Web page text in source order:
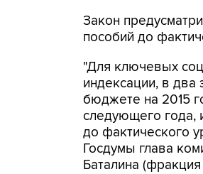
Закон
пособий до
"Для ключевых
индексации, в два
бюджете на 2015
следующего года,
до фактического
Госдумы глава
Баталина